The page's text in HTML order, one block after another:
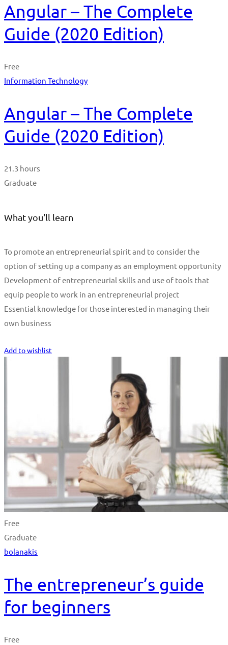
Angular – The Complete
Guide (2020 Edition)
Free
Information Technology
Angular – The Complete
Guide (2020 Edition)
21.3 hours
Graduate
What you'll learn
To promote an entrepreneurial spirit and to consider the
option of setting up a company as an employment opportunity
Development of entrepreneurial skills and use of tools that
equip people to work in an entrepreneurial project
Essential knowledge for those interested in managing their
own business
Add to wishlist
Free
Graduate
bolanakis
The entrepreneur’s guide
for beginners
Free